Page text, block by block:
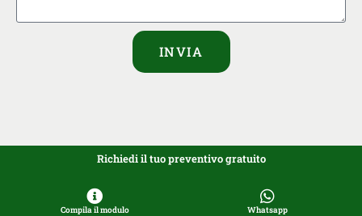
INVIA
Richiedi il tuo preventivo gratuito
Compila il modulo Whatsapp